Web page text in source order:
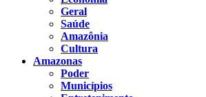
Geral
Saúde
Amazônia
Cultura
Amazonas
Poder
Municípios